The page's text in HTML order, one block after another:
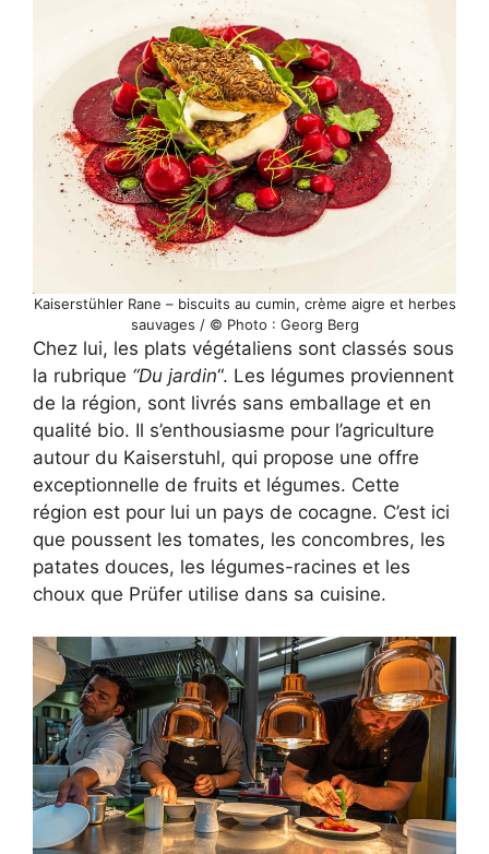
Kaiserstühler Rane – biscuits au cumin, crème aigre et herbes
sauvages / © Photo : Georg Berg
Chez lui, les plats végétaliens sont classés sous
la rubrique “Du jardin“. Les légumes proviennent
de la région, sont livrés sans emballage et en
qualité bio. Il s’enthousiasme pour l’agriculture
autour du Kaiserstuhl, qui propose une offre
exceptionnelle de fruits et légumes. Cette
région est pour lui un pays de cocagne. C’est ici
que poussent les tomates, les concombres, les
patates douces, les légumes-racines et les
choux que Prüfer utilise dans sa cuisine.